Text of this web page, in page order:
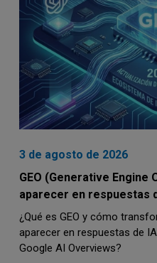
3 de agosto de 2026
GEO (Generative Engine
aparecer en respuestas
¿Qué es GEO y cómo
aparecer en respuestas de
Google AI Overviews?